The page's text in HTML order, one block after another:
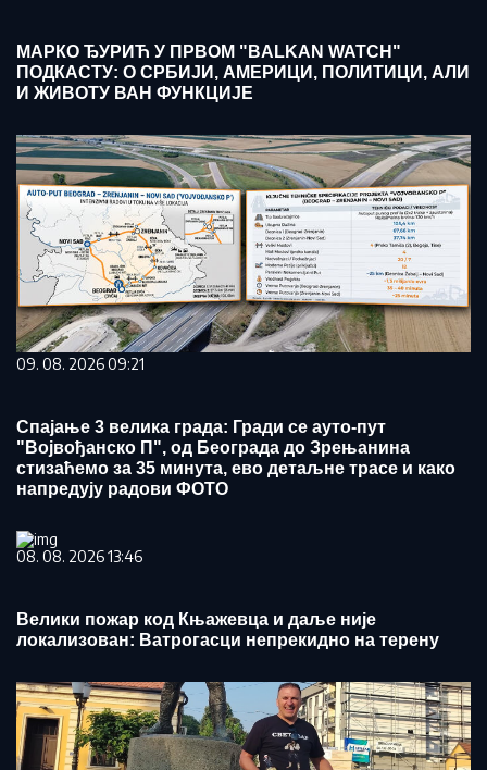
МАРКО ЂУРИЋ У ПРВОМ "BALKAN WATCH"
ПОДКАСТУ: О СРБИЈИ, АМЕРИЦИ, ПОЛИТИЦИ, АЛИ
И ЖИВОТУ ВАН ФУНКЦИЈЕ
09. 08. 2026 09:21
Спајање 3 велика града: Гради се ауто-пут
"Војвођанско П", од Београда до Зрењанина
стизаћемо за 35 минута, ево детаљне трасе и како
напредују радови ФОТО
08. 08. 2026 13:46
Велики пожар код Књажевца и даље није
локализован: Ватрогасци непрекидно на терену